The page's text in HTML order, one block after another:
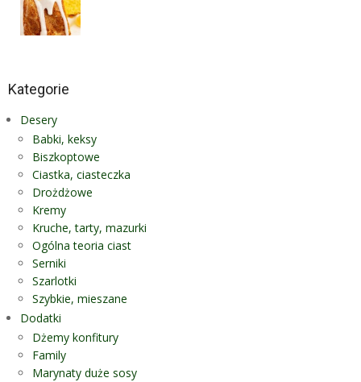
Kategorie
Desery
Babki, keksy
Biszkoptowe
Ciastka, ciasteczka
Drożdżowe
Kremy
Kruche, tarty, mazurki
Ogólna teoria ciast
Serniki
Szarlotki
Szybkie, mieszane
Dodatki
Dżemy konfitury
Family
Marynaty duże sosy